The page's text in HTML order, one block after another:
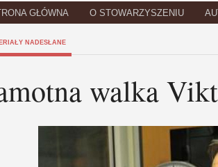
GŁÓWNA O STOWARZYSZENIU
NADESŁANE
walka